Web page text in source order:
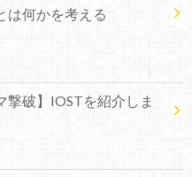
は何かを考える
撃破】IOSTを紹介しま